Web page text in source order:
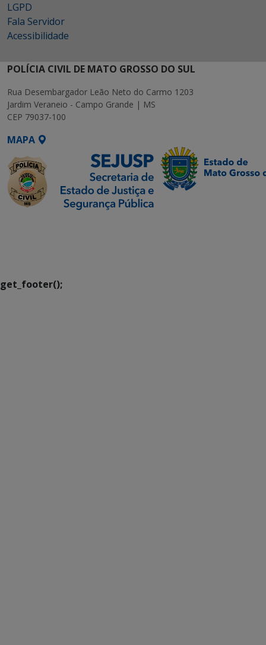
LGPD
Fala Servidor
Acessibilidade
POLÍCIA CIVIL DE MATO GROSSO DO SUL
Rua Desembargador Leão Neto do Carmo 1203
Jardim Veraneio - Campo Grande | MS
CEP 79037-100
MAPA
get_footer();